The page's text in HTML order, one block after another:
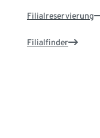
Filialreservierung
Filialfinder